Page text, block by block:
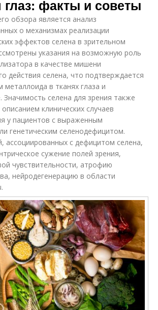
глаз: факты и советы
обзора является анализ
о механизмах реализации
эффектов селена в зрительном
указания на возможную роль
в качестве мишени
действия селена, что подтверждается
металлоида в тканях глаза и
Значимость селена для зрения также
клинических случаев
у пациентов с выраженным
генетическим селенодефицитом.
ассоциированных с дефицитом селена,
сужение полей зрения,
чувствительности, атрофию
нейродегенерацию в области